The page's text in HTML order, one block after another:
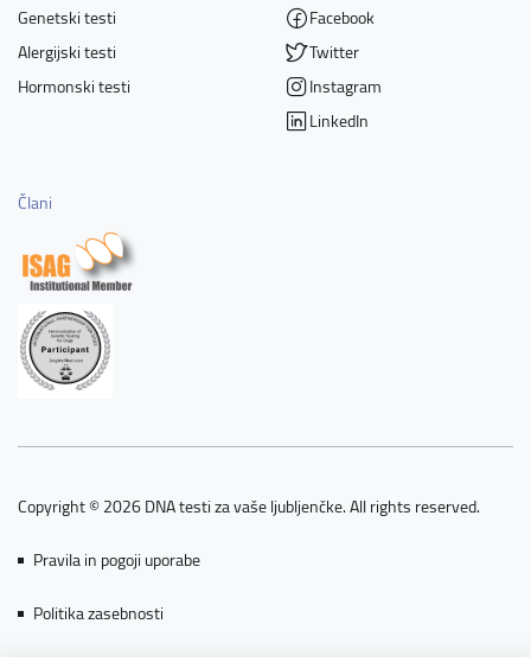
Genetski testi
Alergijski testi
Hormonski testi
Facebook
Twitter
Instagram
LinkedIn
Člani
Copyright © 2026 DNA testi za vaše ljubljenčke. All rights reserved.
Pravila in pogoji uporabe
Politika zasebnosti